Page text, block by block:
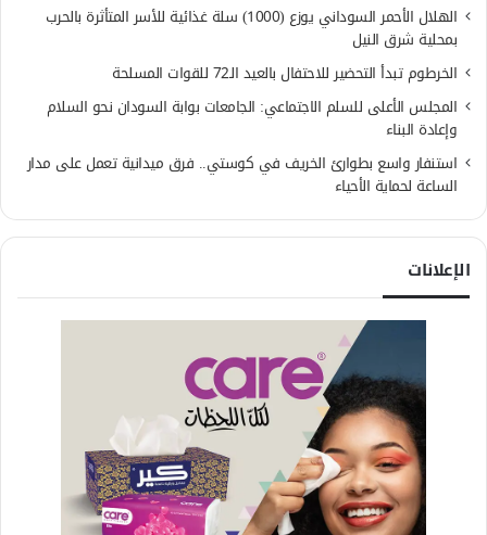
الهلال الأحمر السوداني يوزع (1000) سلة غذائية للأسر المتأثرة بالحرب
بمحلية شرق النيل
الخرطوم تبدأ التحضير للاحتفال بالعيد الـ72 للقوات المسلحة
المجلس الأعلى للسلم الاجتماعي: الجامعات بوابة السودان نحو السلام
وإعادة البناء
استنفار واسع بطوارئ الخريف في كوستي.. فرق ميدانية تعمل على مدار
الساعة لحماية الأحياء
الإعلانات